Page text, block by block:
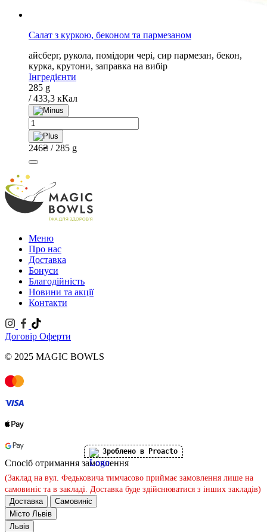
Салат з куркою, беконом та пармезаном
айсберг, рукола, помідори чері, сир пармезан, бекон,
курка, крутони, заправка на вибір
Інгредієнти
285 g
/ 433,3 кКал
Салат
з
куркою,
беконом
та
пармезаном
quantity
246₴ / 285 g
Меню
Про нас
Доставка
Бонуси
Благодійність
Новини та акції
Контакти
Договір Оферти
© 2025 MAGIC BOWLS
Зроблено в Proacto
Спосіб отримання замовлення
(Заклад на вул. Федьковича тимчасово приймає замовлення лише на
самовиніс та в закладі. Доставка буде здійснюватися з інших закладів)
Доставка
Самовиніс
Місто Львів
Львів